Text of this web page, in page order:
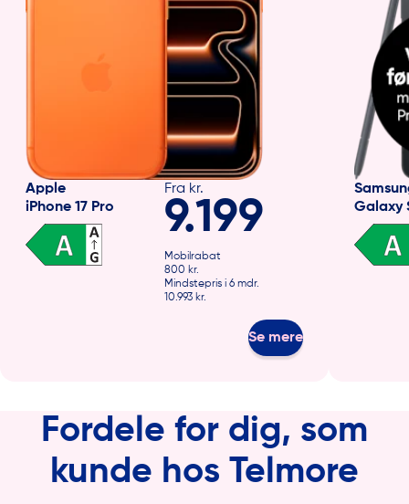
Apple
iPhone 17 Pro
Fra kr.
9.199
Mobilrabat
800 kr.
Mindstepris i 6 mdr.
10.993 kr.
Se mere
Galaxy
Fordele for dig, som
kunde hos Telmore